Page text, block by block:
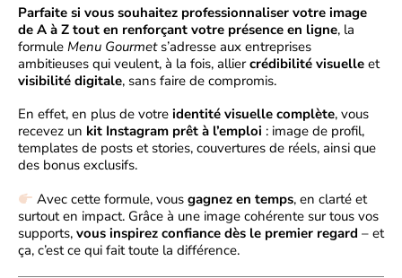
Parfaite si vous souhaitez professionnaliser votre image
de A à Z tout en renforçant votre présence en ligne, la
formule Menu Gourmets’adresse aux entreprises
ambitieuses qui veulent, à la fois, alliercrédibilité visuelle et
visibilité digitale, sans faire de compromis.
En effet, en plus de votre identité visuelle complète, vous
recevez un kit Instagram prêt à l’emploi : image de profil,
templates de posts et stories, couvertures de réels, ainsi que
des bonus exclusifs.
Avec cette formule, vousgagnez en temps, en clarté et
surtout en impact. Grâce à une image cohérente sur tous vos
supports, vous inspirez confiance dès le premier regard – et
ça, c’est ce qui fait toute la différence.